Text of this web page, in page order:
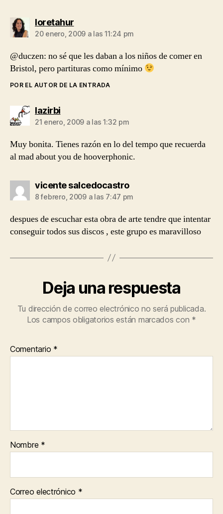
loretahurdice:
20 enero, 2009 a las 11:24 pm
@duczen: no sé que les daban a los niños de comer en
Bristol, pero partituras como mínimo
POR EL AUTOR DE LA ENTRADA
lazirbidice:
21 enero, 2009 a las 1:32 pm
Muy bonita. Tienes razón en lo del tempo que recuerda
al mad about you de hooverphonic.
vicente salcedocastrodice:
8 febrero, 2009 a las 7:47 pm
despues de escuchar esta obra de arte tendre que intentar
conseguir todos sus discos , este grupo es maravilloso
Deja una respuesta
Tu dirección de correo electrónico no será publicada.
Los campos obligatorios están marcados con *
Comentario *
Nombre *
Correo electrónico *